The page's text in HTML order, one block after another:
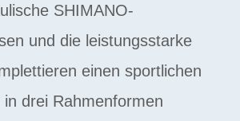
SHIMANO-
und die leistungsstarke
einen sportlichen
drei Rahmenformen